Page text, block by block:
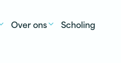
Over ons Scholing